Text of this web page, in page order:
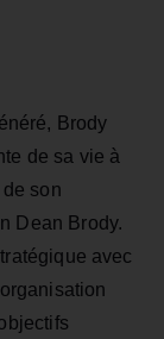
Brody
de sa vie à
son
Dean Brody.
avec